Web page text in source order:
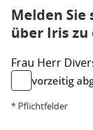
Melden Sie
über Iris
Frau Herr
vorzeitig
* Pflichtfelder